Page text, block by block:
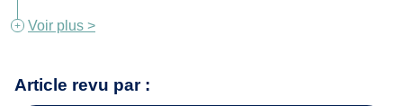
Voir plus >
Article revu par :